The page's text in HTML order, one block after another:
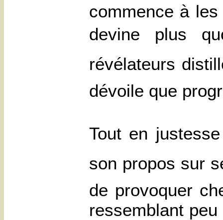
commence à
devine plus
révélateurs
dévoile que
Tout en
son propos sur
de provoquer
ressemblant